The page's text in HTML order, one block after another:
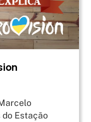
Estação